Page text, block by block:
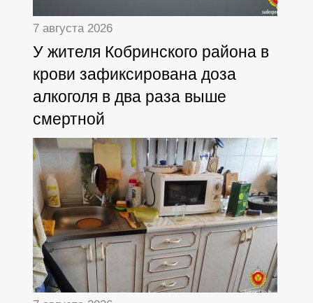
7 августа 2026
У жителя Кобринского района в
крови зафиксирована доза
алкоголя в два раза выше
смертной